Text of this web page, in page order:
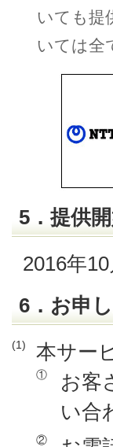
いても提
いては全
5．提供
2016年10
6．お申
(1) 本サー
①
お客
い合
②